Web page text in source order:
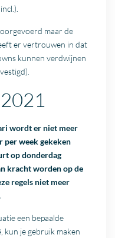
maar de
er vertrouwen in dat
kunnen verdwijnen
wordt er niet meer
per week gekeken
op donderdag
kracht worden op de
regels niet meer
een bepaalde
kun je gebruik maken